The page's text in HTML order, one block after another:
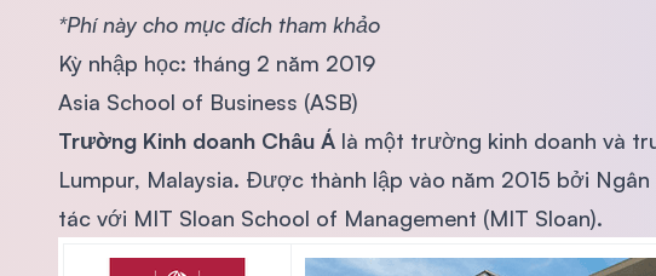
*Phí này cho mục đích tham khảo
Kỳ nhập học: tháng 2 năm 2019
Asia School of Business (ASB)
Trường Kinh doanh Châu Á là một trường kinh doanh và
Lumpur, Malaysia. Được thành lập vào năm 2015 bởi
tác với MIT Sloan School of Management (MIT Sloan).